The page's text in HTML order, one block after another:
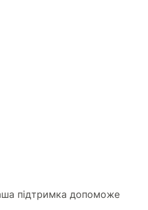
підтримка допоможе